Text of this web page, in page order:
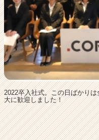
2022卒入社式。この日ばかり
大に歓迎しました！